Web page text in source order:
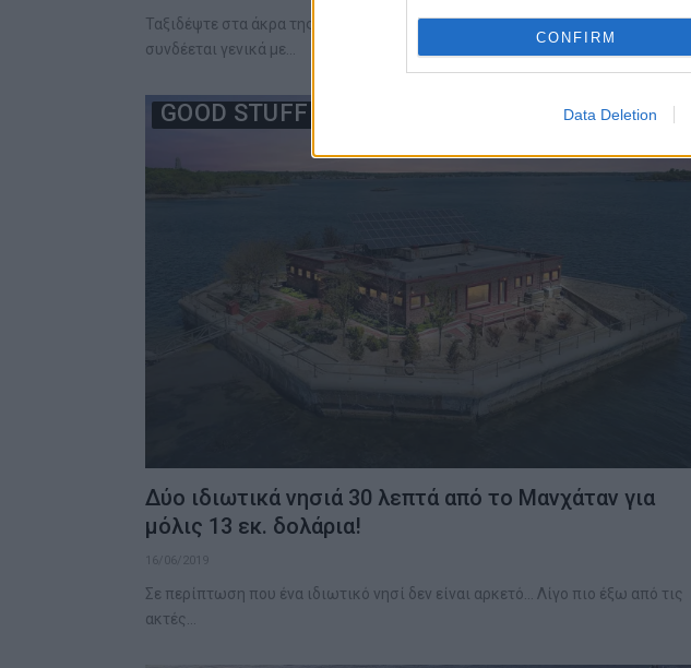
CONFIRM
Data Deletion
Ταξιδέψτε στα άκρα της Γης στην κορυφή της πολυτέλειας. Η Ανταρκτική δεν
συνδέεται γενικά με…
GOOD STUFF
Δύο ιδιωτικά νησιά 30 λεπτά από το Μανχάταν για
μόλις 13 εκ. δολάρια!
16/06/2019
Σε περίπτωση που ένα ιδιωτικό νησί δεν είναι αρκετό… Λίγο πιο έξω από τις
ακτές…